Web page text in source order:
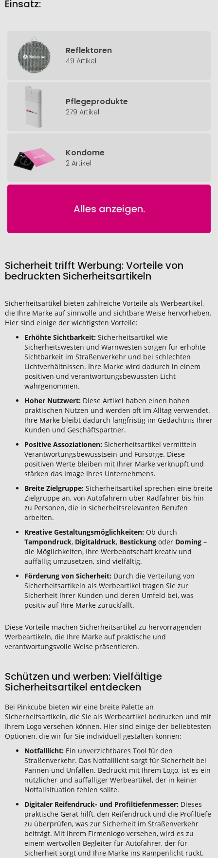
Einsatz:
Reflektoren
49 Artikel
Pflegeprodukte
279 Artikel
Kondome
2 Artikel
Alles anzeigen.
Sicherheit trifft Werbung: Vorteile von
bedruckten Sicherheitsartikeln
Sicherheitsartikel bieten zahlreiche Vorteile als Werbeartikel,
die Ihre Marke auf sinnvolle und sichtbare Weise hervorheben.
Hier sind einige der wichtigsten Vorteile:
Erhöhte Sichtbarkeit: Sicherheitsartikel wie
Sicherheitswesten und Warnwesten sorgen für erhöhte
Sichtbarkeit im Straßenverkehr und bei schlechten
Lichtverhältnissen. Ihre Marke wird dadurch in einem
positiven und verantwortungsbewussten Licht
wahrgenommen.
Hoher Nutzwert: Diese Artikel haben einen hohen
praktischen Nutzen und werden oft im Alltag verwendet.
Ihre Marke bleibt dadurch langfristig im Gedächtnis Ihrer
Kunden und Geschäftspartner.
Positive Assoziationen: Sicherheitsartikel vermitteln
Verantwortungsbewusstsein und Fürsorge. Diese
positiven Werte bleiben mit Ihrer Marke verknüpft und
stärken das Image Ihres Unternehmens.
Breite Zielgruppe: Sicherheitsartikel sprechen eine breite
Zielgruppe an, von Autofahrern über Radfahrer bis hin
zu Personen, die in sicherheitsrelevanten Berufen
arbeiten.
Kreative Gestaltungsmöglichkeiten: Ob durch
Tampondruck, Digitaldruck, Bestickung oder Doming –
die Möglichkeiten, Ihre Werbebotschaft kreativ und
auffällig umzusetzen, sind vielfältig.
Förderung von Sicherheit: Durch die Verteilung von
Sicherheitsartikeln als Werbeartikel tragen Sie zur
Sicherheit Ihrer Kunden und deren Umfeld bei, was
positiv auf Ihre Marke zurückfällt.
Diese Vorteile machen Sicherheitsartikel zu hervorragenden
Werbeartikeln, die Ihre Marke auf praktische und
verantwortungsvolle Weise präsentieren.
Schützen und werben: Vielfältige
Sicherheitsartikel entdecken
Bei Pinkcube bieten wir eine breite Palette an
Sicherheitsartikeln, die Sie als Werbeartikel bedrucken und mit
Ihrem Logo versehen können. Hier sind einige der beliebtesten
Optionen, die wir für Sie individuell gestalten können:
Notfalllicht: Ein unverzichtbares Tool für den
Straßenverkehr. Das Notfalllicht sorgt für Sicherheit bei
Pannen und Unfällen. Bedruckt mit Ihrem Logo, ist es ein
nützlicher und auffälliger Werbeartikel, der in keiner
Notfallsituation fehlen sollte.
Digitaler Reifendruck- und Profiltiefenmesser: Dieses
praktische Gerät hilft, den Reifendruck und die Profiltiefe
zu überprüfen, was zur Sicherheit im Straßenverkehr
beiträgt. Mit Ihrem Firmenlogo versehen, wird es zu
einem wertvollen Begleiter für Autofahrer, der für
Sicherheit sorgt und Ihre Marke ins Rampenlicht rückt.